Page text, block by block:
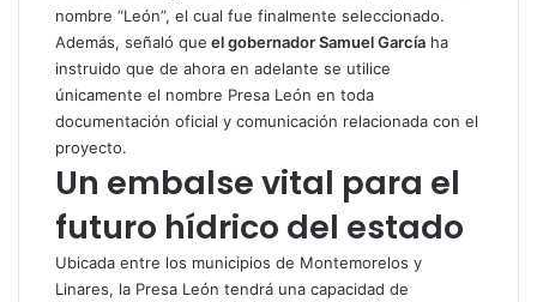
nombre “León”, el cual fue finalmente seleccionado.
Además, señaló que el gobernador Samuel García ha
instruido que de ahora en adelante se utilice
únicamente el nombre Presa León en toda
documentación oficial y comunicación relacionada con el
proyecto.
Un embalse vital para el
futuro hídrico del estado
Ubicada entre los municipios de Montemorelos y
Linares, la Presa León tendrá una capacidad de